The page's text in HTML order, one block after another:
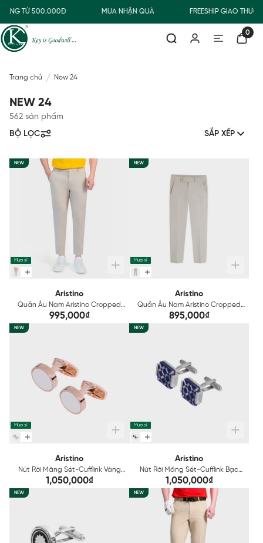
TỪ 500.000Đ MUA NHẬN QUÀ FREESHIP GIAO
0
Trang chủ New 24
NEW 24
562 sản phẩm
BỘ LỌC
SẮP XẾP
NEW
Mua sỉ
Aristino
Quần Âu Nam Aristino Cropped
ATR0610Z
995,000₫
NEW
Mua sỉ
Aristino
Quần Âu Nam Aristino Cropped
ATR0600Z
895,000₫
NEW
Mua sỉ
Aristino
Nút Rời Măng Sét-Cufflink Vàng
Nam Aristino ACF0040Z
1,050,000₫
NEW
Mua sỉ
Aristino
Nút Rời Măng Sét-Cufflink Bạc
Nam Aristino ACF0030Z
1,050,000₫
NEW NEW